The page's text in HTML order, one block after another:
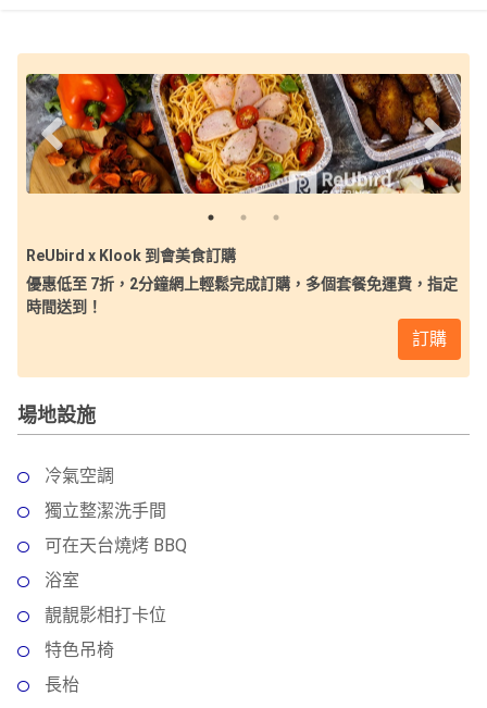
租
ReUbird x Klook 到會美食訂購
優惠低至 7折，2分鐘網上輕鬆完成訂購，多個套餐免運費，指定
時間送到！
訂購
場地設施
冷氣空調
獨立整潔洗手間
可在天台燒烤 BBQ
浴室
靚靚影相打卡位
特色吊椅
長枱